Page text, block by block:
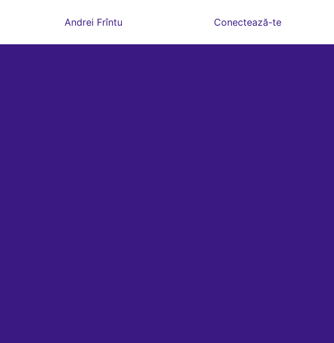
Andrei Frîntu Conectează-te